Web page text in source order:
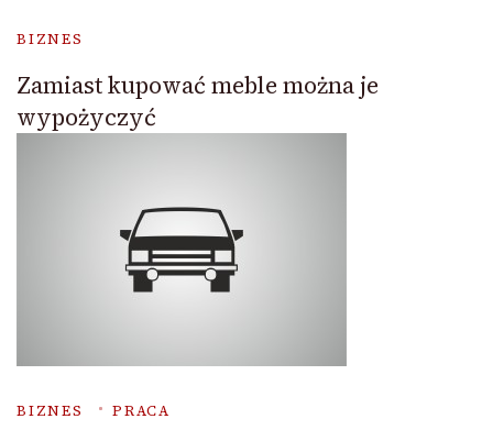
BIZNES
Zamiast kupować meble można je
wypożyczyć
BIZNES PRACA